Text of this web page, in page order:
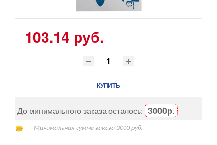
103.14 руб.
КУПИТЬ
До минимального заказа осталось: 3000р.
Минимальная сумма заказа 3000 руб.